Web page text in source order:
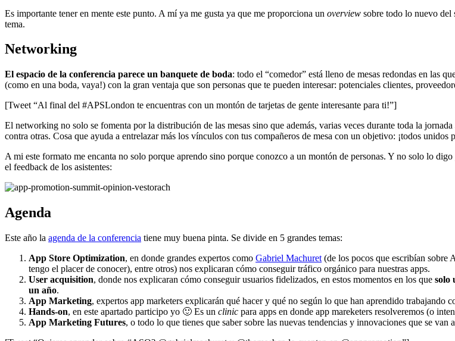
Es importante tener en mente este punto. A mí ya me gusta ya que me proporciona un overview sobre todo lo nuevo del
tema.
Networking
El espacio de la conferencia parece un banquete de boda: todo el “comedor” está lleno de mesas redondas en las
(como en una boda, vaya!) con la gran ventaja que son personas que te pueden interesar: potenciales clientes,
[Tweet “Al final del #APSLondon te encuentras con un montón de tarjetas de gente interesante para ti!”]
El networking no solo se fomenta por la distribución de las mesas sino que además, varias veces durante toda la jornada
contra otras. Cosa que ayuda a entrelazar más los vínculos con tus compañeros de mesa con un objetivo: ¡todos unidos
A mi este formato me encanta no solo porque aprendo sino porque conozco a un montón de personas. Y no solo lo
el feedback de los asistentes:
Agenda
Este año la agenda de la conferencia tiene muy buena pinta. Se divide en 5 grandes temas:
App Store Optimization, en donde grandes expertos como Gabriel Machuret (de los pocos que escribían sobre
tengo el placer de conocer), entre otros) nos explicaran cómo conseguir tráfico orgánico para nuestras apps.
User acquisition, donde nos explicaran cómo conseguir usuarios fidelizados, en estos momentos en los que solo
un año.
App Marketing, expertos app marketers explicarán qué hacer y qué no según lo que han aprendido trabajando
Hands-on, en este apartado participo yo 🙂 Es un clinic para apps en donde app mareketers resolveremos (o
App Marketing Futures, o todo lo que tienes que saber sobre las nuevas tendencias y innovaciones que se van